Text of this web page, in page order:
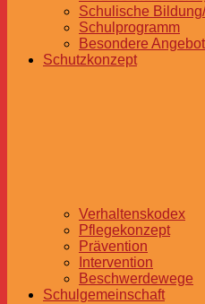
Schulische
Schulprogramm
Besondere
Schutzkonzept
Verhaltenskodex
Pflegekonzept
Prävention
Intervention
Beschwerdewege
Schulgemeinschaft